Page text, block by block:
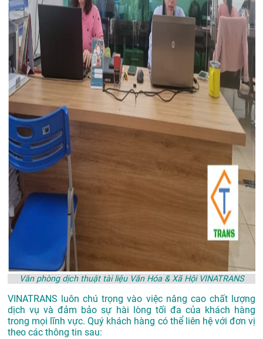
Văn phòng dịch thuật tài liệu Văn Hóa & Xã Hội VINATRANS
VINATRANS luôn chú trọng vào việc nâng cao chất lượng
dịch vụ và đảm bảo sự hài lòng tối đa của khách hàng
trong mọi lĩnh vực. Quý khách hàng có thể liên hệ với đơn vị
theo các thông tin sau: